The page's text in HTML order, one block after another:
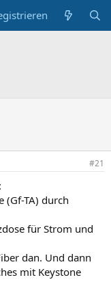
#21
(Gf-TA) durch
für Strom und
dan. Und dann
mit Keystone